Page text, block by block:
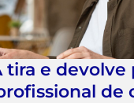
tira e devolve
de